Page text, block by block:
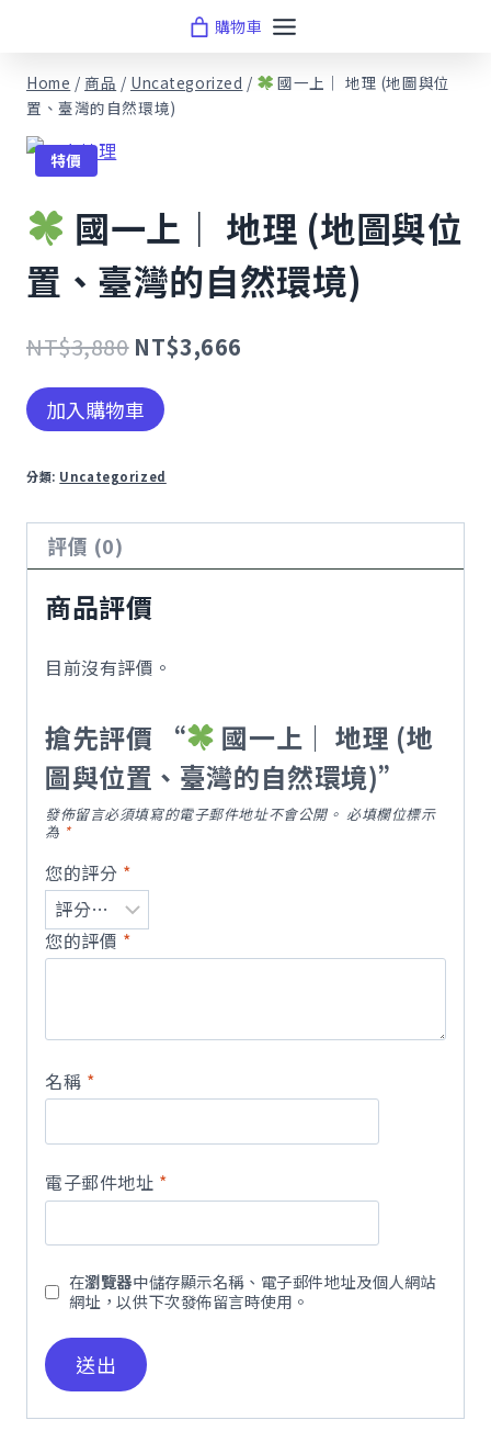
content
購物車
Home / 商品 / Uncategorized /
國一上｜ 地理 (地圖與位
置、臺灣的自然環境)
特價
國一上｜ 地理 (地圖與位
置、臺灣的自然環境)
NT$3,880 原
始
價
NT$3,880。
NT$3,666
國
上
｜
理
(地
置、
境)
加入購物車
分類: Uncategorized
評價 (0)
商品評價
目前沒有評價。
搶先評價 “
國一上｜ 地理 (地
圖與位置、臺灣的自然環境)”
發佈留言必須填寫的電子郵件地址不會公開。 必填欄位標示
為 *
您的評分 *
您的評價 *
名稱 *
電子郵件地址 *
在瀏覽器中儲存顯示名稱、電子郵件地址及個人網站
網址，以供下次發佈留言時使用。